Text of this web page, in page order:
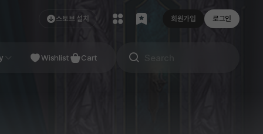
스토브 설치 회원가입 로그인
Studio
Wishlist Cart